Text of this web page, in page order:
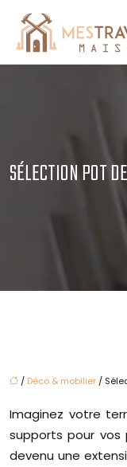
SÉLECTION POT
/ Déco & mobilier /
Imaginez votre
supports pour vos
devenu une